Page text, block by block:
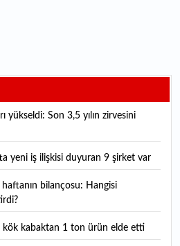
yeni iş ilişkisi duyuran 9 şirket var
kök kabaktan 1 ton ürün elde etti